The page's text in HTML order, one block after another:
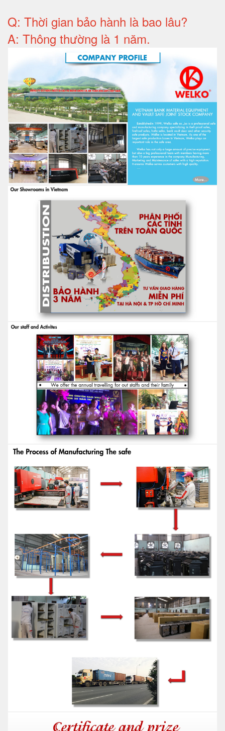
Q: Thời gian bảo hành là bao lâu?
A: Thông thường là 1 năm.